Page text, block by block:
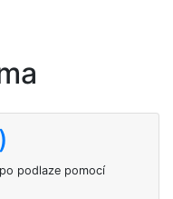
podlaze pomocí